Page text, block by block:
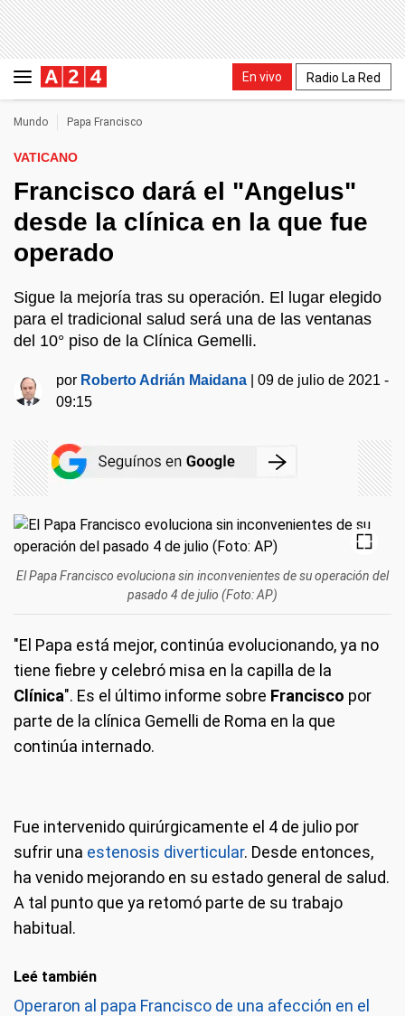
En vivo Radio La Red
Mundo Papa Francisco
VATICANO
Francisco dará el "Angelus"
desde la clínica en la que fue
operado
Sigue la mejoría tras su operación. El lugar elegido
para el tradicional salud será una de las ventanas
del 10° piso de la Clínica Gemelli.
por Roberto Adrián Maidana |09 de julio de 2021 -
09:15
El Papa Francisco evoluciona sin inconvenientes de su operación del
pasado 4 de julio (Foto: AP)
"El Papa está mejor, continúa evolucionando, ya no
tiene fiebre y celebró misa en la capilla de la
Clínica". Es el último informe sobre Francisco por
parte de la clínica Gemelli de Roma en la que
continúa internado.
Fue intervenido quirúrgicamente el 4 de julio por
sufrir una estenosis diverticular. Desde entonces,
ha venido mejorando en su estado general de salud.
A tal punto que ya retomó parte de su trabajo
habitual.
Leé también
Operaron al papa Francisco de una afección en el